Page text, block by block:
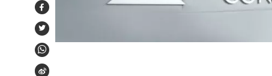
Facebook
Twitter
WhatsApp